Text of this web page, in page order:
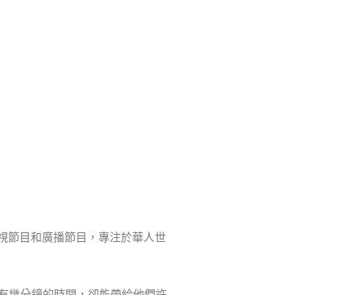
節目和廣播節目，專注於華人世